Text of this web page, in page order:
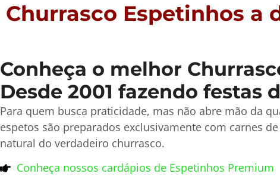
Churrasco Espetinhos a
Conheça o melhor
Desde 2001 fazendo festas
Para quem busca praticidade, mas não abre mão da
espetos são preparados exclusivamente com carnes
natural do verdadeiro churrasco.
Conheça nossos cardápios de Espetinhos Premium​